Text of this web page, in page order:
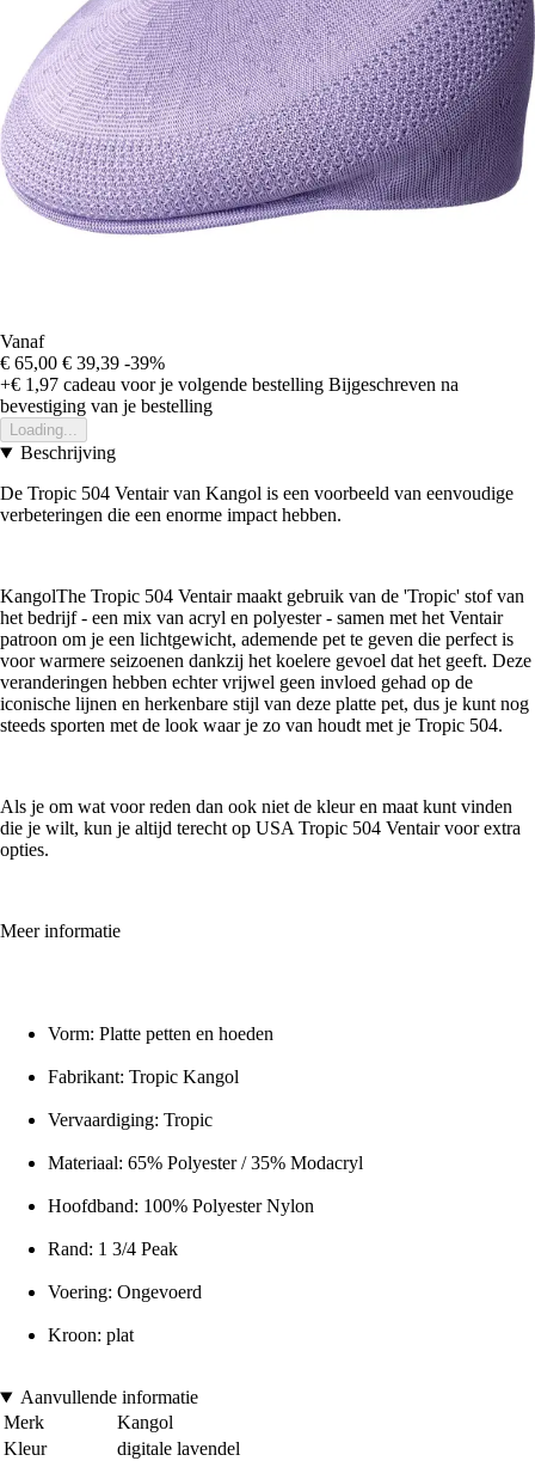
Vanaf
€ 65,00 € 39,39 -39%
+€ 1,97 cadeau voor je volgende bestelling Bijgeschreven na
bevestiging van je bestelling
Loading...
Beschrijving
De Tropic 504 Ventair van Kangol is een voorbeeld van eenvoudige
verbeteringen die een enorme impact hebben.
KangolThe Tropic 504 Ventair maakt gebruik van de 'Tropic' stof van
het bedrijf - een mix van acryl en polyester - samen met het Ventair
patroon om je een lichtgewicht, ademende pet te geven die perfect is
voor warmere seizoenen dankzij het koelere gevoel dat het geeft. Deze
veranderingen hebben echter vrijwel geen invloed gehad op de
iconische lijnen en herkenbare stijl van deze platte pet, dus je kunt nog
steeds sporten met de look waar je zo van houdt met je Tropic 504.
Als je om wat voor reden dan ook niet de kleur en maat kunt vinden
die je wilt, kun je altijd terecht op USA Tropic 504 Ventair voor extra
opties.
Meer informatie
Vorm: Platte petten en hoeden
Fabrikant: Tropic Kangol
Vervaardiging: Tropic
Materiaal: 65% Polyester / 35% Modacryl
Hoofdband: 100% Polyester Nylon
Rand: 1 3/4 Peak
Voering: Ongevoerd
Kroon: plat
Aanvullende informatie
Merk
Kangol
Kleur
digitale lavendel